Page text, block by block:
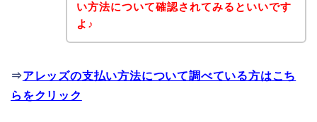
い方法について確認されてみるといいです
よ♪
⇒アレッズの支払い方法について調べている方はこち
らをクリック